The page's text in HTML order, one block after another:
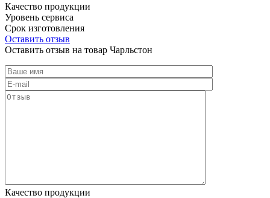
Качество продукции
Уровень сервиса
Срок изготовления
Оставить отзыв
Оставить отзыв на товар Чарльстон
Качество продукции